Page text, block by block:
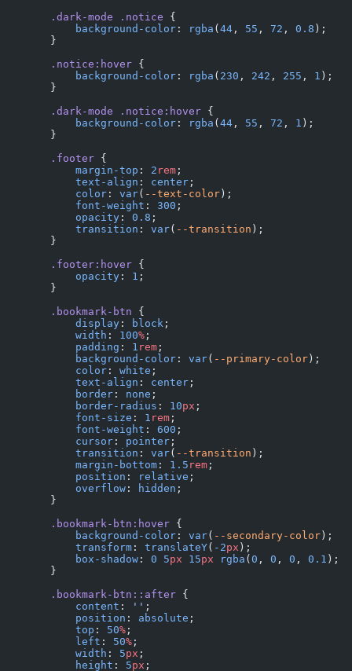
        .dark-mode
.notice {
            background-color
: rgba (44 , 55 , 72 , 0.8 );
        }
        .notice:hover
{
            background-color
: rgba ( 230 , 242 , 255 , 1 );
        }
        .dark-mode
.notice:hover {
            background-color
: rgba (44 , 55 , 72 , 1 );
        }
        .footer
{
            margin-top
: 2 rem ;
            text-align
: center ;
            color
: var( --text-color);
            font-weight
: 300 ;
            opacity
: 0.8 ;
            transition
: var( --transition );
        }
        .footer:hover
{
            opacity
: 1 ;
        }
        .bookmark-btn
{
            display
: block ;
            width
: 100% ;
            padding
: 1 rem ;
            background-color
: var( --primary-color);
            color
: white ;
            text-align
: center ;
            border
: none ;
            border-radius
: 10px ;
            font-size
: 1 rem ;
            font-weight
: 600 ;
            cursor
: pointer ;
            transition
: var( --transition );
            margin-bottom
: 1.5 rem ;
            position
: relative ;
            overflow
: hidden ;
        }
        .bookmark-btn:hover
{
            background-color
: var( --secondary-color);
            transform
: translateY( -2px );
            box-shadow
: 0 5px 15px rgba (0 , 0 , 0 , 0.1 );
        }
        .bookmark-btn::after
{
            content
: '' ;
            position
: absolute ;
            top
: 50% ;
            left
: 50% ;
            width
: 5px ;
            height
: 5px ;